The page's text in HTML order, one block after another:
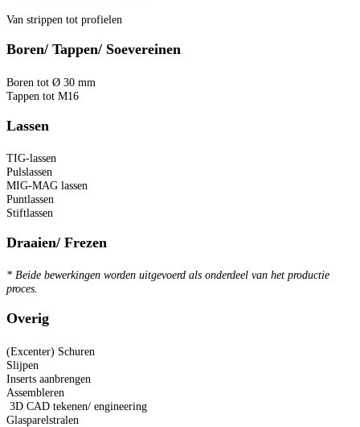
Van strippen tot profielen
Boren/ Tappen/ Soevereinen
Boren tot Ø 30 mm
Tappen tot M16
Lassen
TIG-lassen
Pulslassen
MIG-MAG lassen
Puntlassen
Stiftlassen
Draaien/ Frezen
* Beide bewerkingen worden uitgevoerd als onderdeel van het productie
proces.
Overig
(Excenter) Schuren
Slijpen
Inserts aanbrengen
Assembleren
3D CAD tekenen/ engineering
Glasparelstralen